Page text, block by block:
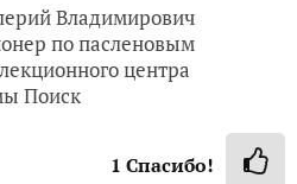
Владимирович
по пасленовым
центра
Поиск
1 Спасибо!